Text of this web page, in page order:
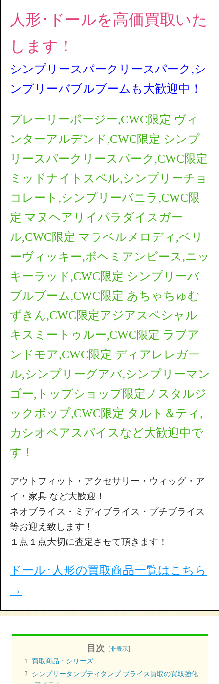
人形･ドールを高価買取いた
します！
シンプリースパークリースパーク,シ
ンプリーバブルブームも大歓迎中！
プレーリーポージー,CWC限定 ヴィ
ンターアルデンド,CWC限定 シンプ
リースパークリースパーク,CWC限定
ミッドナイトスペル,シンプリーチョ
コレート,シンプリーバニラ,CWC限
定 マヌヘアリイパラダイスガー
ル,CWC限定 マラベルメロディ,ベリ
ーヴィッキー,ボヘミアンピース,ニッ
キーラッド,CWC限定 シンプリーバ
ブルブーム,CWC限定 あちゃちゅむ
ずきん,CWC限定アジアスペシャル
キスミートゥルー,CWC限定 ラブア
ンドモア,CWC限定 ディアレレガー
ル,シンプリーグアバ,シンプリーマン
ゴー,トップショップ限定ノスタルジ
ックポップ,CWC限定 タルト＆ティ,
カシオペアスパイスなど大歓迎中で
す！
アウトフィット・アクセサリー・ウィッグ・ア
イ・家具 など大歓迎！
ネオブライス・ミディブライス・プチブライス
等お迎え致します！
１点１点大切に査定させて頂きます！
ドール･人形の買取商品一覧はこちら
→
目次 [非表示]
買取商品・シリーズ
シンプリータンプティタンプ ブライス買取の買取強化